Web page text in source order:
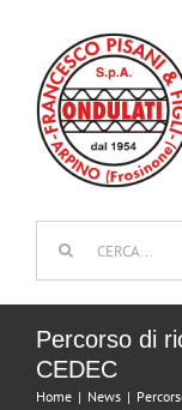
contenuto
Attrezzature
Percorso di
CEDEC
Home News